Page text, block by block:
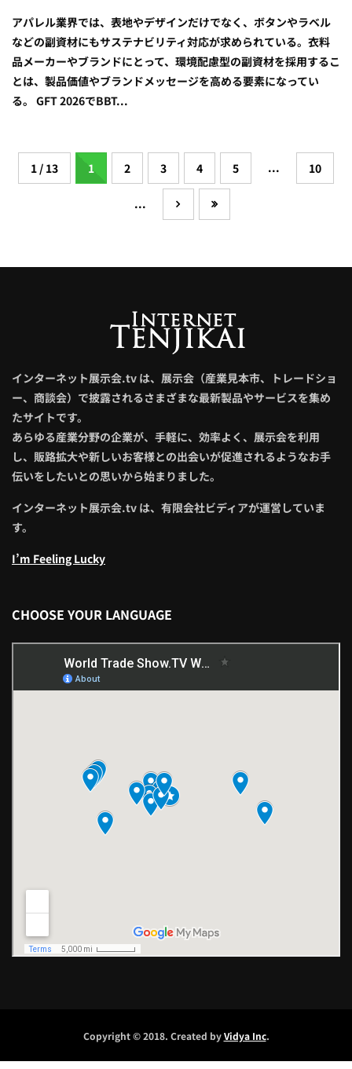
アパレル業界では、表地やデザインだけでなく、ボタンやラベル
などの副資材にもサステナビリティ対応が求められている。衣料
品メーカーやブランドにとって、環境配慮型の副資材を採用するこ
とは、製品価値やブランドメッセージを高める要素になってい
る。 GFT 2026でBBT...
1 / 13 1 2 3 4 5 ... 10
...
インターネット展示会.tv は、展示会（産業見本市、トレードショ
ー、商談会）で披露されるさまざまな最新製品やサービスを集め
たサイトです。
あらゆる産業分野の企業が、手軽に、効率よく、展示会を利用
し、販路拡大や新しいお客様との出会いが促進されるようなお手
伝いをしたいとの思いから始まりました。
インターネット展示会.tv は、有限会社ビディアが運営していま
す。
I’m Feeling Lucky
CHOOSE YOUR LANGUAGE
Copyright © 2018. Created byVidya Inc.